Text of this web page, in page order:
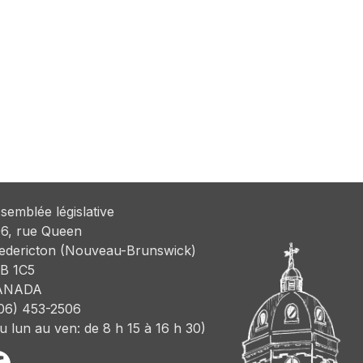
législative
rue Queen
(Nouveau-Brunswick)
1C5
453-2506
lun au ven: de 8 h 15 à 16 h 30)